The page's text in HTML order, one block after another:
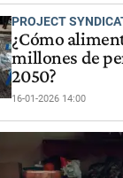
PROJECT
¿Cómo
millones de
2050?
16-01-2026 14:00